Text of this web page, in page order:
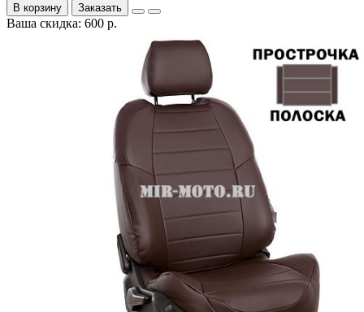
В корзину Заказать
Ваша скидка: 600 р.